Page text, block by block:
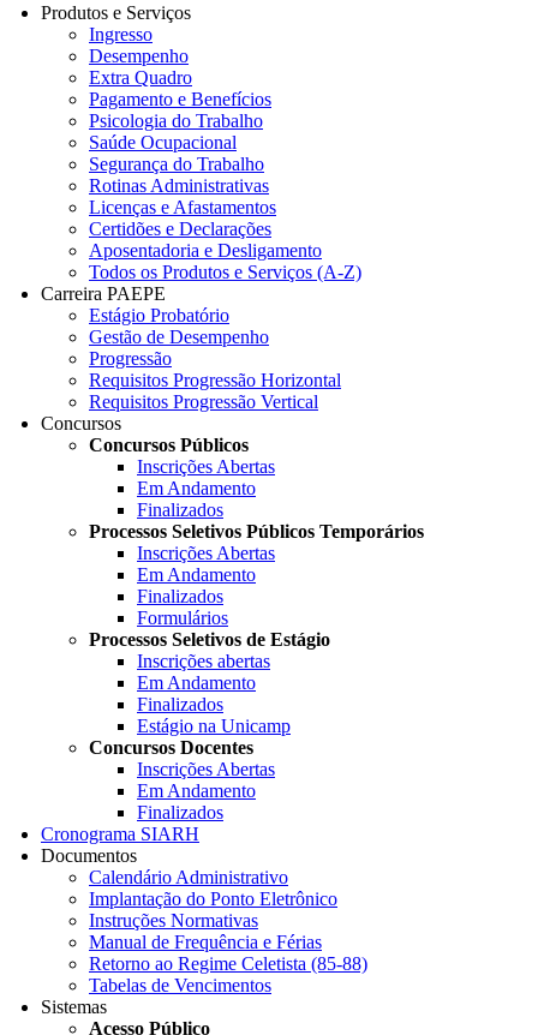
Produtos e Serviços
Ingresso
Desempenho
Extra Quadro
Pagamento e Benefícios
Psicologia do Trabalho
Saúde Ocupacional
Segurança do Trabalho
Rotinas Administrativas
Licenças e Afastamentos
Certidões e Declarações
Aposentadoria e Desligamento
Todos os Produtos e Serviços (A-Z)
Carreira PAEPE
Estágio Probatório
Gestão de Desempenho
Progressão
Requisitos Progressão Horizontal
Requisitos Progressão Vertical
Concursos
Concursos Públicos
Inscrições Abertas
Em Andamento
Finalizados
Processos Seletivos Públicos Temporários
Inscrições Abertas
Em Andamento
Finalizados
Formulários
Processos Seletivos de Estágio
Inscrições abertas
Em Andamento
Finalizados
Estágio na Unicamp
Concursos Docentes
Inscrições Abertas
Em Andamento
Finalizados
Cronograma SIARH
Documentos
Calendário Administrativo
Implantação do Ponto Eletrônico
Instruções Normativas
Manual de Frequência e Férias
Retorno ao Regime Celetista (85-88)
Tabelas de Vencimentos
Sistemas
Acesso Público